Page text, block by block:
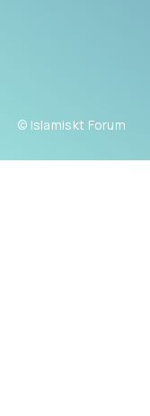
© Islamiskt Forum